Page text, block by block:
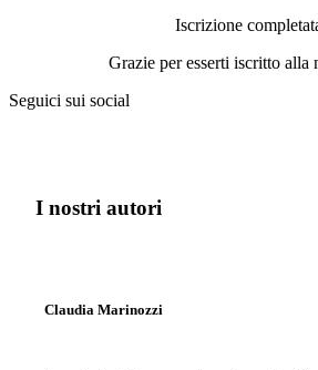
Iscrizione
Grazie per esserti iscritto alla
Seguici sui social
I nostri autori
Claudia Marinozzi